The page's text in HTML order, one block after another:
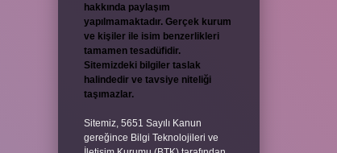
hakkında paylaşım
yapılmamaktadır. Gerçek kurum
ve kişiler ile isim benzerlikleri
tamamen tesadüfidir.
Sitemizdeki bilgiler taslak
halindedir ve tavsiye niteliği
taşımazlar.
Sitemiz, 5651 Sayılı Kanun
gereğince Bilgi Teknolojileri ve